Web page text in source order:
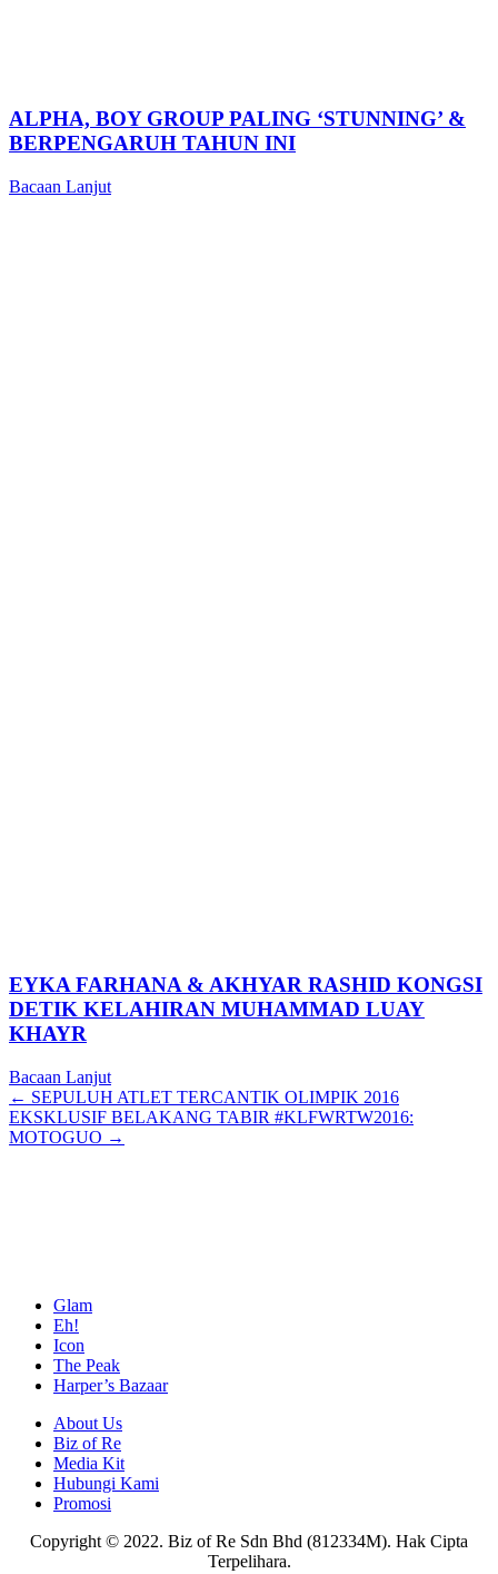
ALPHA, BOY GROUP PALING ‘STUNNING’ &
BERPENGARUH TAHUN INI
Bacaan Lanjut
EYKA FARHANA & AKHYAR RASHID KONGSI
DETIK KELAHIRAN MUHAMMAD LUAY
KHAYR
Bacaan Lanjut
Posts
navigation
← SEPULUH ATLET TERCANTIK OLIMPIK 2016
EKSKLUSIF BELAKANG TABIR #KLFWRTW2016:
MOTOGUO →
Glam
Eh!
Icon
The Peak
Harper’s Bazaar
About Us
Biz of Re
Media Kit
Hubungi Kami
Promosi
Copyright © 2022. Biz of Re Sdn Bhd (812334M). Hak Cipta
Terpelihara.